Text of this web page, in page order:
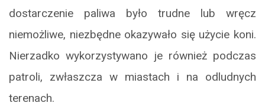
dostarczenie paliwa było trudne lub wręcz
niemożliwe, niezbędne okazywało się użycie koni.
Nierzadko wykorzystywano je również podczas
patroli, zwłaszcza w miastach i na odludnych
terenach.